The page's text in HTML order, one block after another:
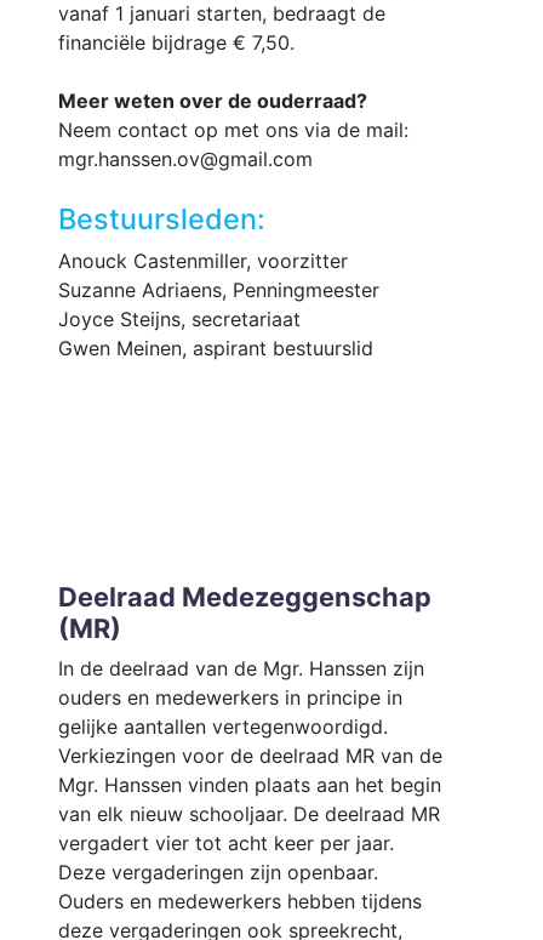
vanaf 1 januari starten, bedraagt de
financiële bijdrage € 7,50.
Meer weten over de ouderraad?
Neem contact op met ons via de mail:
mgr.hanssen.ov@gmail.com
Bestuursleden:
Anouck Castenmiller, voorzitter
Suzanne Adriaens, Penningmeester
Joyce Steijns, secretariaat
Gwen Meinen, aspirant bestuurslid
Deelraad Medezeggenschap
(MR)
In de deelraad van de Mgr. Hanssen zijn
ouders en medewerkers in principe in
gelijke aantallen vertegenwoordigd.
Verkiezingen voor de deelraad MR van de
Mgr. Hanssen vinden plaats aan het begin
van elk nieuw schooljaar. De deelraad MR
vergadert vier tot acht keer per jaar.
Deze vergaderingen zijn openbaar.
Ouders en medewerkers hebben tijdens
deze vergaderingen ook spreekrecht,